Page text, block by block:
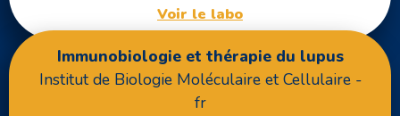
Voir le labo
Immunobiologie et thérapie du lupus
Institut de Biologie Moléculaire et Cellulaire -
fr